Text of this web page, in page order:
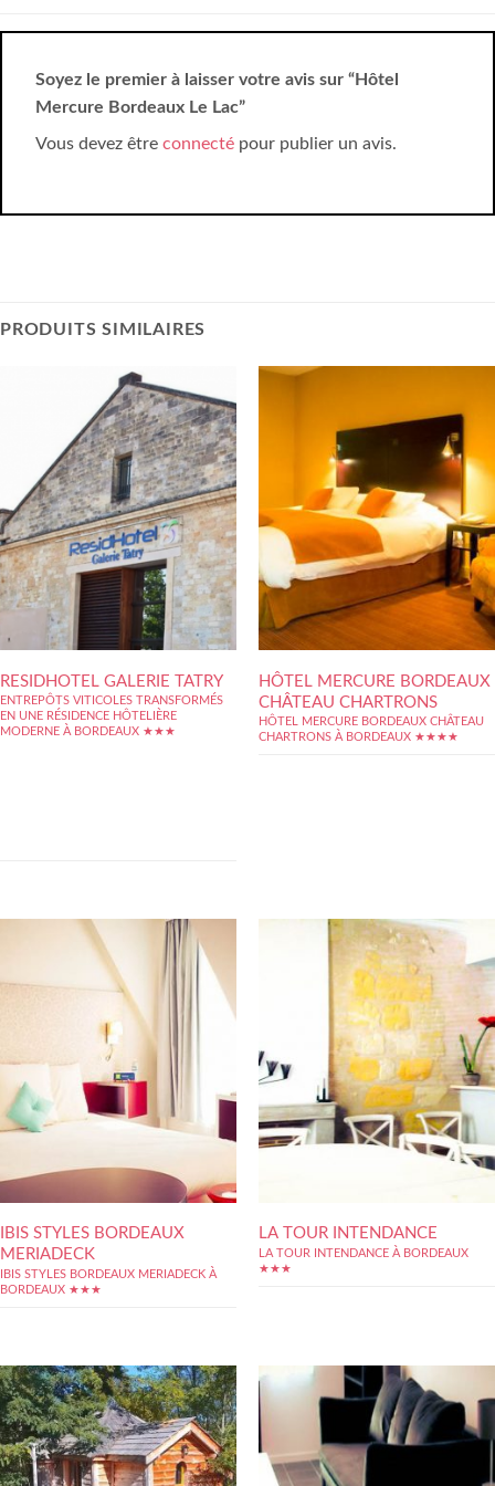
Soyez le premier à laisser votre avis sur “Hôtel
Mercure Bordeaux Le Lac”
Vous devez être connecté pour publier un avis.
PRODUITS SIMILAIRES
RESIDHOTEL GALERIE TATRY
ENTREPÔTS VITICOLES TRANSFORMÉS
EN UNE RÉSIDENCE HÔTELIÈRE
MODERNE À BORDEAUX ★★★
HÔTEL MERCURE BORDEAUX
CHÂTEAU CHARTRONS
HÔTEL MERCURE BORDEAUX CHÂTEAU
CHARTRONS À BORDEAUX ★★★★
IBIS STYLES BORDEAUX
MERIADECK
IBIS STYLES BORDEAUX MERIADECK À
BORDEAUX ★★★
LA TOUR INTENDANCE
LA TOUR INTENDANCE À BORDEAUX
★★★